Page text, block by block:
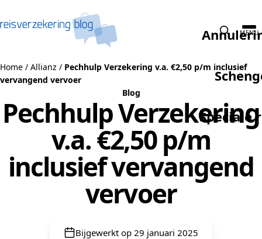
Speciale
MENU
Home / Allianz / Pechhulp Verzekering v.a. €2,50 p/m inclusief
vervangend vervoer
Blog
Pechhulp Verzekering
v.a. €2,50 p/m
inclusief vervangend
vervoer
Bijgewerkt op 29 januari 2025